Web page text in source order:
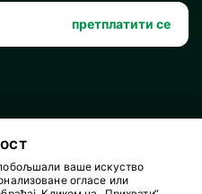
претплатити се
ваше искуство
огласе или